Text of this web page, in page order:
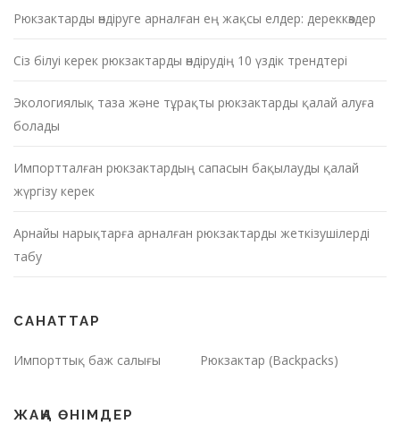
н
в
и
г
а
ц
я
Рюкзактарды өндіруге арналған ең жақсы елдер: дереккөздер
Сіз білуі керек рюкзактарды өндірудің 10 үздік трендтері
Экологиялық таза және тұрақты рюкзактарды қалай алуға
болады
Импортталған рюкзактардың сапасын бақылауды қалай
жүргізу керек
Арнайы нарықтарға арналған рюкзактарды жеткізушілерді
табу
САНАТТАР
Импорттық баж салығы Рюкзактар (Backpacks)
ЖАҢА ӨНІМДЕР